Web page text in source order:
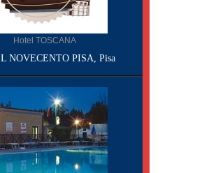
Hotel TOSCANA
NOVECENTO PISA, Pisa